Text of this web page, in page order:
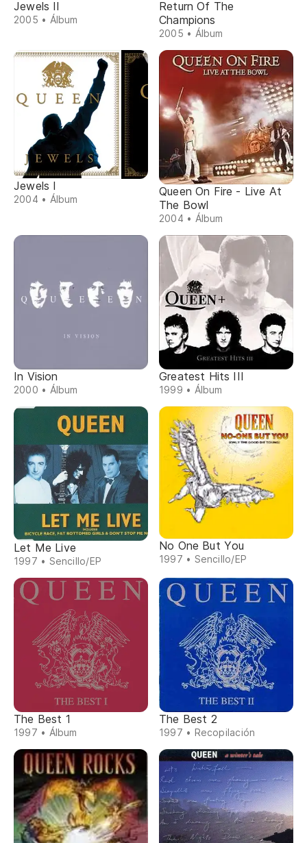
Jewels II
2005 • Álbum
Return Of The
Champions
2005 • Álbum
Jewels I
2004 • Álbum
Queen On Fire - Live At
The Bowl
2004 • Álbum
In Vision
2000 • Álbum
Greatest Hits III
1999 • Álbum
Let Me Live
1997 • Sencillo/EP
No One But You
1997 • Sencillo/EP
The Best 1
1997 • Álbum
The Best 2
1997 • Recopilación